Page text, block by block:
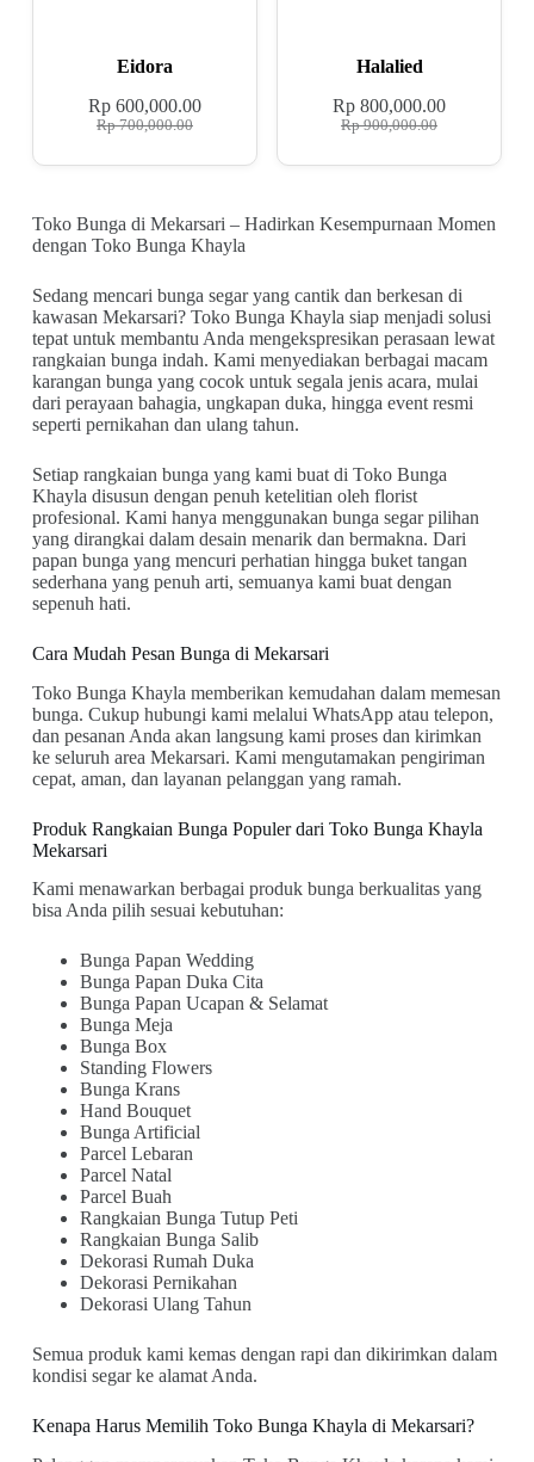
Eidora
Rp700,000.00
Rp600,000.00
Halalied
Rp900,000.00
Rp 800,000.00
Toko Bunga di Mekarsari – Hadirkan Kesempurnaan Momen
dengan Toko Bunga Khayla
Sedang mencari bunga segar yang cantik dan berkesan di
kawasan Mekarsari? Toko Bunga Khayla siap menjadi solusi
tepat untuk membantu Anda mengekspresikan perasaan lewat
rangkaian bunga indah. Kami menyediakan berbagai macam
karangan bunga yang cocok untuk segala jenis acara, mulai
dari perayaan bahagia, ungkapan duka, hingga event resmi
seperti pernikahan dan ulang tahun.
Setiap rangkaian bunga yang kami buat di Toko Bunga
Khayla disusun dengan penuh ketelitian oleh florist
profesional. Kami hanya menggunakan bunga segar pilihan
yang dirangkai dalam desain menarik dan bermakna. Dari
papan bunga yang mencuri perhatian hingga buket tangan
sederhana yang penuh arti, semuanya kami buat dengan
sepenuh hati.
Cara Mudah Pesan Bunga di Mekarsari
Toko Bunga Khayla memberikan kemudahan dalam memesan
bunga. Cukup hubungi kami melalui WhatsApp atau telepon,
dan pesanan Anda akan langsung kami proses dan kirimkan
ke seluruh area Mekarsari. Kami mengutamakan pengiriman
cepat, aman, dan layanan pelanggan yang ramah.
Produk Rangkaian Bunga Populer dari Toko Bunga Khayla
Mekarsari
Kami menawarkan berbagai produk bunga berkualitas yang
bisa Anda pilih sesuai kebutuhan:
Bunga Papan Wedding
Bunga Papan Duka Cita
Bunga Papan Ucapan & Selamat
Bunga Meja
Bunga Box
Standing Flowers
Bunga Krans
Hand Bouquet
Bunga Artificial
Parcel Lebaran
Parcel Natal
Parcel Buah
Rangkaian Bunga Tutup Peti
Rangkaian Bunga Salib
Dekorasi Rumah Duka
Dekorasi Pernikahan
Dekorasi Ulang Tahun
Semua produk kami kemas dengan rapi dan dikirimkan dalam
kondisi segar ke alamat Anda.
Kenapa Harus Memilih Toko Bunga Khayla di Mekarsari?